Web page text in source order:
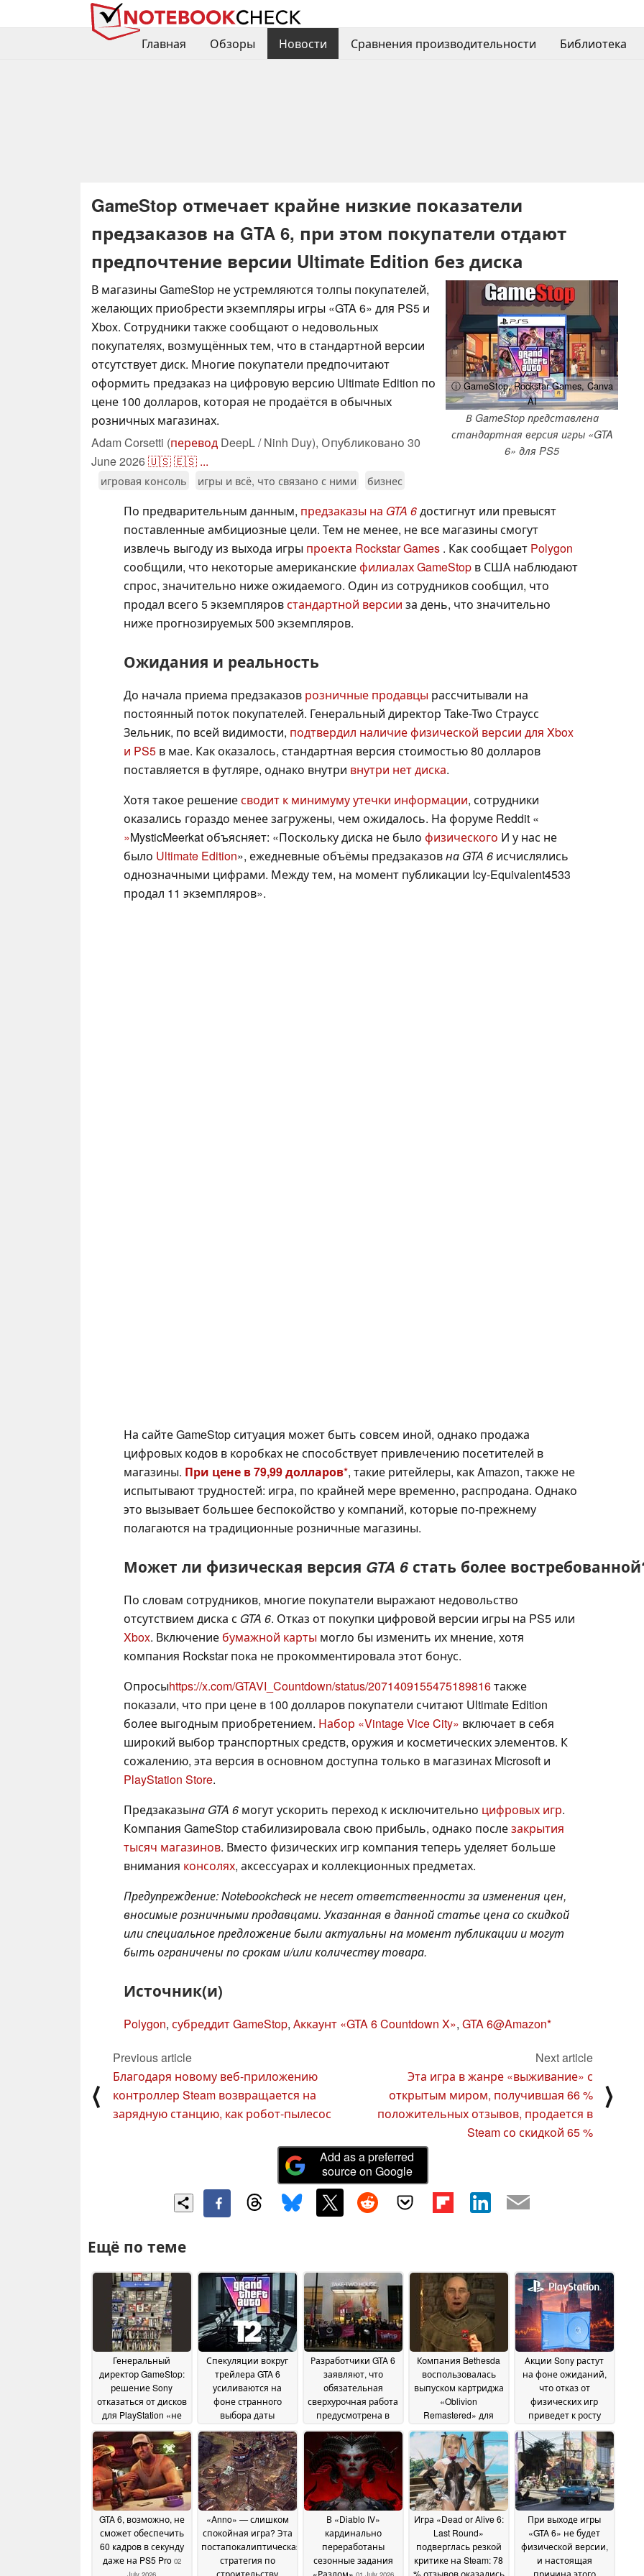
Главная Обзоры Новости Сравнения производительности Библиотека
GameStop отмечает крайне низкие показатели
предзаказов на GTA 6, при этом покупатели отдают
предпочтение версии Ultimate Edition без диска
ⓘ GameStop, Rockstar Games, Canva
AI
В GameStop представлена
стандартная версия игры «GTA
6» для PS5
В магазины GameStop не устремляются толпы покупателей,
желающих приобрести экземпляры игры «GTA 6» для PS5 и
Xbox. Сотрудники также сообщают о недовольных
покупателях, возмущённых тем, что в стандартной версии
отсутствует диск. Многие покупатели предпочитают
оформить предзаказ на цифровую версию Ultimate Edition по
цене 100 долларов, которая не продаётся в обычных
розничных магазинах.
Adam Corsetti (перевод DeepL / Ninh Duy), Опубликовано 30
June 2026🇺🇸🇪🇸 ...
игровая консоль игры и всё, что связано с ними бизнес
По предварительным данным, предзаказы на GTA 6достигнут или превысят
поставленные амбициозные цели. Тем не менее, не все магазины смогут
извлечь выгоду из выхода игры проекта Rockstar Games . Как сообщает Polygon
сообщили, что некоторые американскиефилиалах GameStop в США наблюдают
спрос, значительно ниже ожидаемого. Один из сотрудников сообщил, что
продал всего 5 экземпляровстандартной версии за день, что значительно
ниже прогнозируемых 500 экземпляров.
Ожидания и реальность
До начала приема предзаказов розничные продавцы рассчитывали на
постоянный поток покупателей. Генеральный директор Take-Two Страусс
Зельник, по всей видимости, подтвердил наличие физической версии для Xbox
и PS5 в мае. Как оказалось, стандартная версия стоимостью 80 долларов
поставляется в футляре, однако внутри внутри нет диска.
Хотя такое решениесводит к минимуму утечки информации, сотрудники
оказались гораздо менее загружены, чем ожидалось. На форуме Reddit «
»MysticMeerkat объясняет: «Поскольку диска не было физического И у нас не
было Ultimate Edition», ежедневные объёмы предзаказовна GTA 6 исчислялись
однозначными цифрами. Между тем, на момент публикации Icy-Equivalent4533
продал 11 экземпляров».
На сайте GameStop ситуация может быть совсем иной, однако продажа
цифровых кодов в коробках не способствует привлечению посетителей в
магазины. При цене в 79,99 долларов , такие ритейлеры, как Amazon, также не
испытывают трудностей: игра, по крайней мере временно, распродана. Однако
это вызывает большее беспокойство у компаний, которые по-прежнему
полагаются на традиционные розничные магазины.
Может ли физическая версия GTA 6 стать более
По словам сотрудников, многие покупатели выражают недовольство
отсутствием диска с GTA 6. Отказ от покупки цифровой версии игры на PS5 или
Xbox. Включение бумажной карты могло бы изменить их мнение, хотя
компания Rockstar пока не прокомментировала этот бонус.
Опросыhttps://x.com/GTAVI_Countdown/status/2071409155475189816также
показали, что при цене в 100 долларов покупатели считают Ultimate Edition
более выгодным приобретением. Набор «Vintage Vice City» включает в себя
широкий выбор транспортных средств, оружия и косметических элементов. К
сожалению, эта версия в основном доступна только в магазинах Microsoft и
PlayStation Store.
Предзаказына GTA 6 могут ускорить переход к исключительно цифровых игр.
Компания GameStop стабилизировала свою прибыль, однако послезакрытия
тысяч магазинов. Вместо физических игр компания теперь уделяет больше
внимания консолях, аксессуарах и коллекционных предметах.
Предупреждение: Notebookcheck не несет ответственности за изменения цен,
вносимые розничными продавцами. Указанная в данной статье цена со скидкой
или специальное предложение были актуальны на момент публикации и могут
быть ограничены по срокам и/или количеству товара.
Источник(и)
Polygon, субреддит GameStop, Аккаунт «GTA 6 Countdown X», GTA 6@Amazon
⟨
Previous article
Благодаря новому веб-приложению
контроллер Steam возвращается на
зарядную станцию, как робот-пылесос
Next article
Эта игра в жанре «выживание» с
открытым миром, получившая 66 %
положительных отзывов, продается в
Steam со скидкой 65 %
⟩
Add as a preferred
source on Google
Ещё по теме
Генеральный
директор GameStop:
решение Sony
отказаться от дисков
для PlayStation «не
19
July 2026
Спекуляции вокруг
трейлера GTA 6
усиливаются на
фоне странного
выбора даты
августовской
телеконференции
по финансовым
результатам Take-
Two10 July 2026
Разработчики GTA 6
заявляют, что
обязательная
сверхурочная работа
предусмотрена в
06 July 2026
Компания Bethesda
воспользовалась
выпуском картриджа
«Oblivion
Remastered» для
чтобы подколоть
Sony в связи с
объявленным ею
прекращением
выпуска физических
игр для PlayStation05
July 2026
Акции Sony растут
на фоне ожиданий,
что отказ от
физических игр
приведет к росту
03 July 2026
GTA 6, возможно, не
сможет обеспечить
60 кадров в секунду
даже на PS5 Pro 02
«Anno» — слишком
спокойная игра? Эта
постапокалиптическая
стратегия по
В «Diablo IV»
кардинально
переработаны
сезонные задания
Игра «Dead or Alive 6:
Last Round»
подверглась резкой
критике на Steam: 78
При выходе игры
«GTA 6» не будет
физической версии,
и настоящая